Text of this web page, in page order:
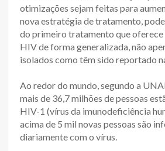
otimizações sejam feitas para
nova estratégia de tratamento,
do primeiro tratamento que oferece
HIV de forma generalizada, não
isolados como têm sido reportado
Ao redor do mundo, segundo a
mais de 36,7 milhões de pessoas
HIV-1 (vírus da imunodeficiência
acima de 5 mil novas pessoas são
diariamente com o vírus.